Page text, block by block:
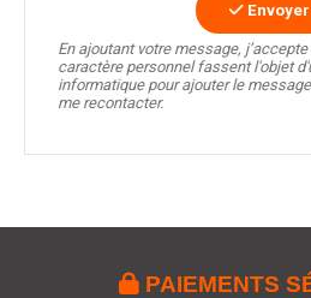
Envoyer
En ajoutant votre message,
caractère personnel fassent l'objet
informatique pour ajouter le
me recontacter.
 PAIEMENTS